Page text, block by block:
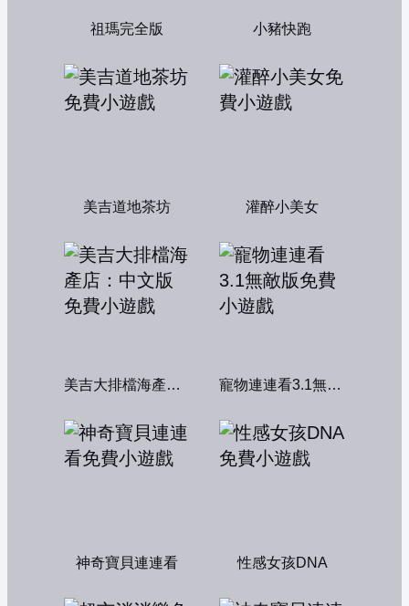
祖瑪完全版 小豬快跑
美吉道地茶坊 灌醉小美女
美吉大排檔海產店：中文版 寵物連連看3.1無敵版
神奇寶貝連連看 性感女孩DNA